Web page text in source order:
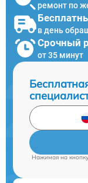
ремонт по
в день
Срочный
от 35 минут
Нажимая на